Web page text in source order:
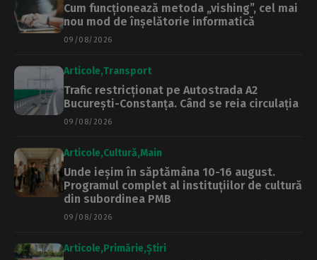
Cum funcționează metoda „vishing”, cel mai
nou mod de înșelătorie informatică
09/08/2026
Articole Transport
Trafic restricționat pe Autostrada A2
București-Constanța. Când se reia circulația
09/08/2026
Articole Cultură Main
Unde ieșim în săptămâna 10-16 august.
Programul complet al instituțiilor de cultură
din subordinea PMB
09/08/2026
Articole Primărie Știri